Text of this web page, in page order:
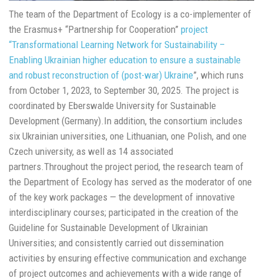
The team of the Department of Ecology is a co-implementer of
the Erasmus+ “Partnership for Cooperation” project
“Transformational Learning Network for Sustainability –
Enabling Ukrainian higher education to ensure a sustainable
and robust reconstruction of (post-war) Ukraine”, which runs
from October 1, 2023, to September 30, 2025. The project is
coordinated by Eberswalde University for Sustainable
Development (Germany).In addition, the consortium includes
six Ukrainian universities, one Lithuanian, one Polish, and one
Czech university, as well as 14 associated
partners.Throughout the project period, the research team of
the Department of Ecology has served as the moderator of one
of the key work packages — the development of innovative
interdisciplinary courses; participated in the creation of the
Guideline for Sustainable Development of Ukrainian
Universities; and consistently carried out dissemination
activities by ensuring effective communication and exchange
of project outcomes and achievements with a wide range of